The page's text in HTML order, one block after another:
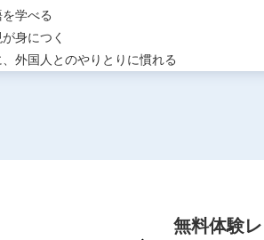
学べる
身につく
、外国人とのやりとりに慣れる
無料体験レ